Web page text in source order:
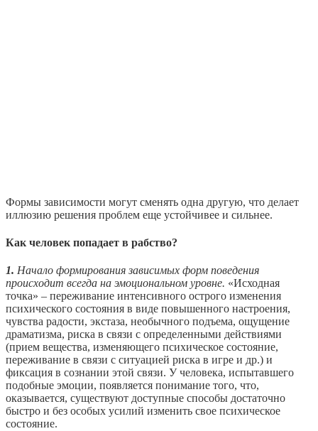
Формы зависимости могут сменять одна другую, что делает
иллюзию решения проблем еще устойчивее и сильнее.
Как человек попадает в рабство?
1. Начало формирования зависимых форм поведения
происходит всегда на эмоциональном уровне. «Исходная
точка» – переживание интенсивного острого изменения
психического состояния в виде повышенного настроения,
чувства радости, экстаза, необычного подъема, ощущение
драматизма, риска в связи с определенными действиями
(прием вещества, изменяющего психическое состояние,
переживание в связи с ситуацией риска в игре и др.) и
фиксация в сознании этой связи. У человека, испытавшего
подобные эмоции, появляется понимание того, что,
оказывается, существуют доступные способы достаточно
быстро и без особых усилий изменить свое психическое
состояние.